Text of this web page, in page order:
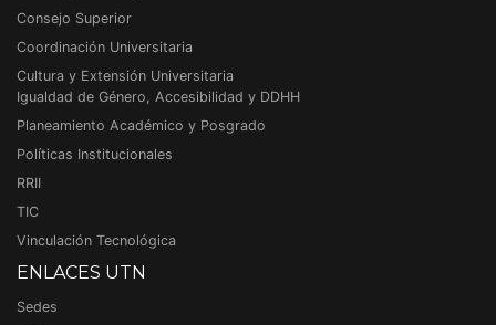
Consejo Superior
Coordinación Universitaria
Cultura y Extensión Universitaria
Igualdad de Género, Accesibilidad y DDHH
Planeamiento Académico y Posgrado
Políticas Institucionales
RRII
TIC
Vinculación Tecnológica
ENLACES UTN
Sedes